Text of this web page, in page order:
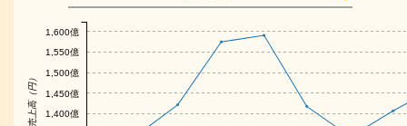
売上高（円） 1,400億
1,450億
1,500億
1,550億
1,600億